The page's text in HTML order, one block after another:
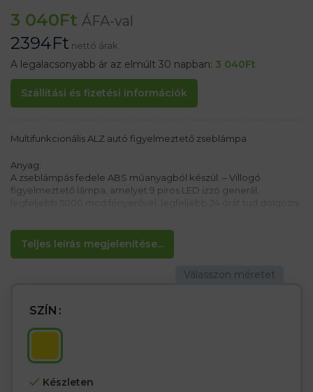
3 040Ft ÁFA-val
2394Ft nettó árak
A legalacsonyabb ár az elmúlt 30 napban: 3 040Ft
Szállítási és fizetési információk
Teljes leírás megjelenítése...
Multifunkcionális ALZ autó figyelmeztető zseblámpa
Anyag:
A zseblámpás fedele ABS műanyagból készül. – Villogó
figyelmeztető lámpa, amelyet 9 piros LED izzó generál,
– egy speciális kalapáccsal felszerelve, hogy megtörje az
autóablakot, ha az ajtó bezáródik vagy blokkolva van. Case A
mechanizmus elakad. akkumulátorok.
SZÍN
Készleten